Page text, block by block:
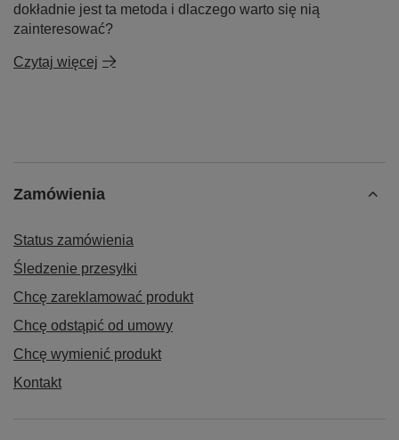
dokładnie jest ta metoda i dlaczego warto się nią
zainteresować?
Czytaj więcej
Zamówienia
Status zamówienia
Śledzenie przesyłki
Chcę zareklamować produkt
Chcę odstąpić od umowy
Chcę wymienić produkt
Kontakt